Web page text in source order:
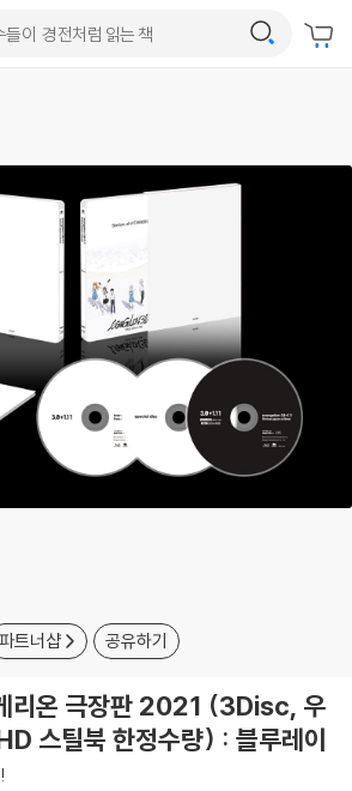
파트너샵 공유하기
리온 극장판 2021 (3Disc, 우
스틸북 한정수량) : 블루레이